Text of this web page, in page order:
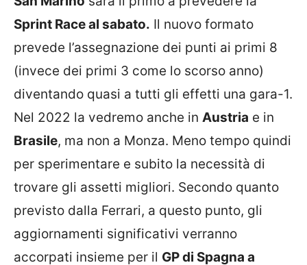
Sprint Race al sabato. Il nuovo formato
prevede l’assegnazione dei punti ai primi 8
(invece dei primi 3 come lo scorso anno)
diventando quasi a tutti gli effetti una gara-1.
Nel 2022 la vedremo anche in Austria e in
Brasile, ma non a Monza. Meno tempo quindi
per sperimentare e subito la necessità di
trovare gli assetti migliori. Secondo quanto
previsto dalla Ferrari, a questo punto, gli
aggiornamenti significativi verranno
accorpati insieme per il GP di Spagna a